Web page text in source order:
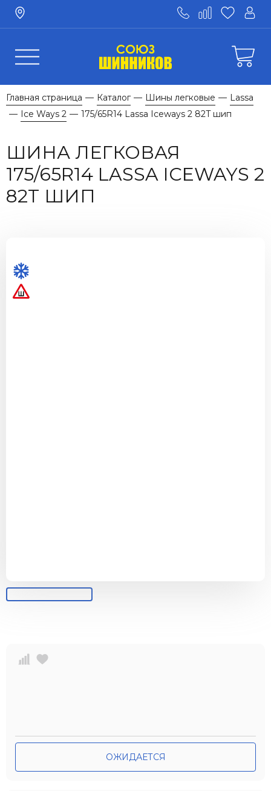
Главная страница — Каталог — Шины легковые — Lassa
— Ice Ways 2 — 175/65R14 Lassa Iceways 2 82T шип
ШИНА ЛЕГКОВАЯ
175/65R14 LASSA ICEWAYS 2
82T ШИП
ОЖИДАЕТСЯ